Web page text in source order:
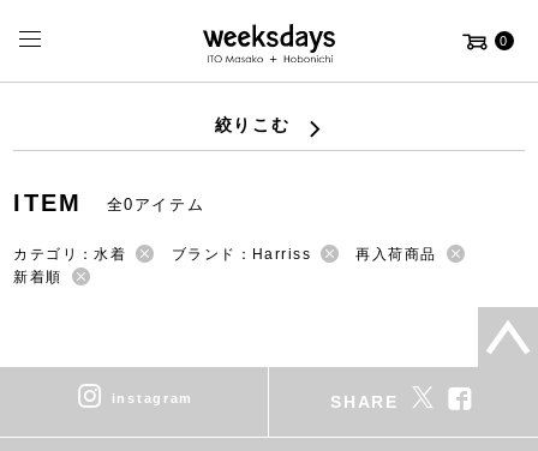
0
絞りこむ
ITEM 全0アイテム
カテゴリ：水着 ブランド：Harriss
再入荷商品
新着順
instagram SHARE